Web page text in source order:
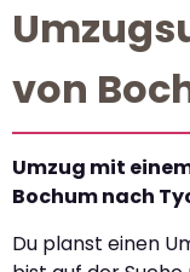
von
Umzug mit
Bochum nach
Du planst einen